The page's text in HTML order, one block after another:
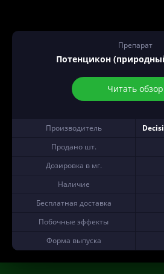
Препарат
Потенцикон
Читать обзор
Производитель
Продано шт.
Дозировка в мг.
Наличие
Бесплатная доставка
Побочные эффекты
Форма выпуска